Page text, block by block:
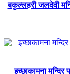
बकुल्लहरी जलदेवी
इच्छाकामना